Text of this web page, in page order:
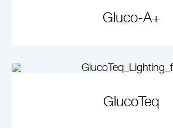
Gluco-A+
GlucoTeq
VIEW PRODUCT